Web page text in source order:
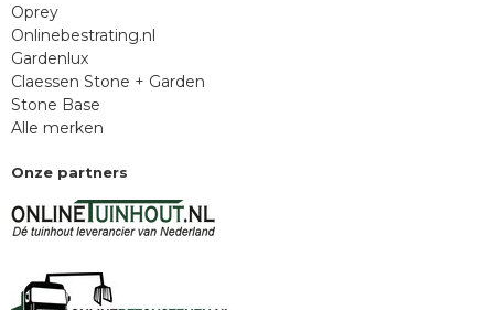
Oprey
Onlinebestrating.nl
Gardenlux
Claessen Stone + Garden
Stone Base
Alle merken
Onze partners